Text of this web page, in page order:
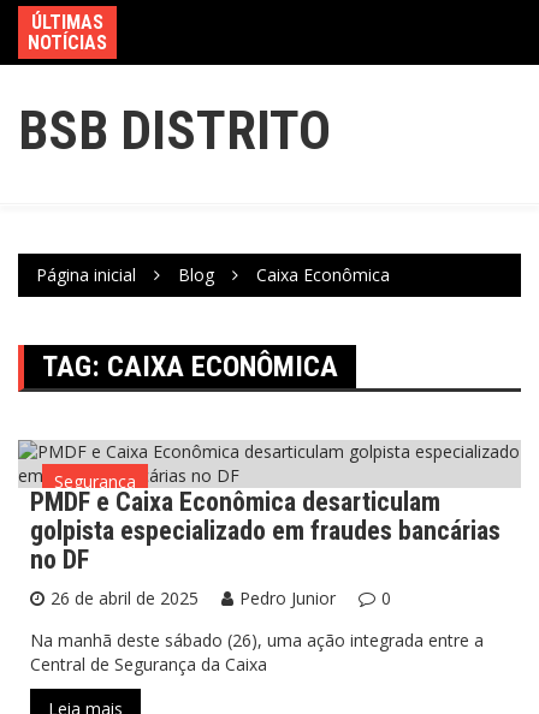
ÚLTIMAS
NOTÍCIAS
BSB DISTRITO
Página inicial Blog Caixa Econômica
TAG: CAIXA ECONÔMICA
Segurança
PMDF e Caixa Econômica desarticulam
golpista especializado em fraudes bancárias
no DF
26 de abril de 2025 Pedro Junior
0
Na manhã deste sábado (26), uma ação integrada entre a
Central de Segurança da Caixa
Leia mais